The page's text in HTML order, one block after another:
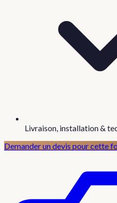
Livraison, installation &
Demander un devis pour cette